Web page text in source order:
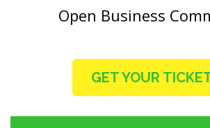
Open Business
GET YOUR